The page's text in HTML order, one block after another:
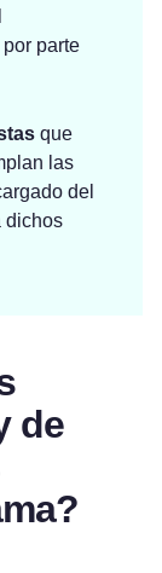
parte
que
las
del
dichos
de